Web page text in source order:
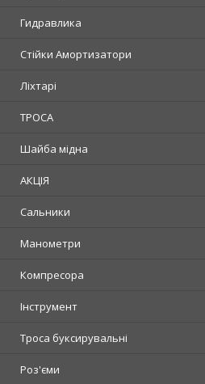
Гидравлика
Стійки Амортизатори
Ліхтарі
ТРОСА
Шайба мідна
АКЦІЯ
Сальники
Манометри
Компресора
Інструмент
Троса буксирувальні
Роз'єми